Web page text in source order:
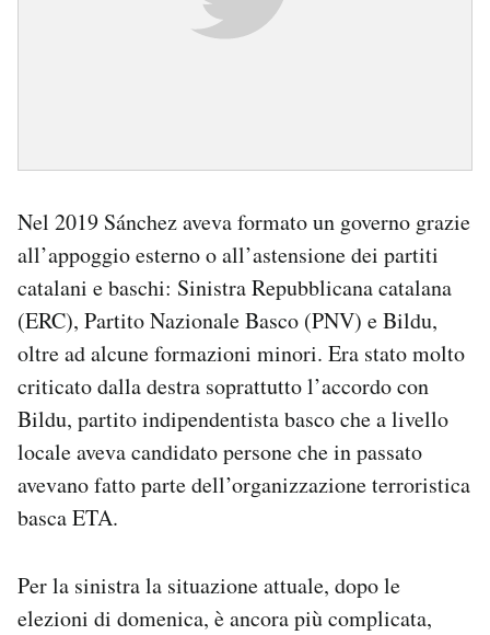
Nel 2019 Sánchez aveva formato un governo grazie
all’appoggio esterno o all’astensione dei partiti
catalani e baschi: Sinistra Repubblicana catalana
(ERC), Partito Nazionale Basco (PNV) e Bildu,
oltre ad alcune formazioni minori. Era stato molto
criticato dalla destra soprattutto l’accordo con
Bildu, partito indipendentista basco che a livello
locale aveva candidato persone che in passato
avevano fatto parte dell’organizzazione terroristica
basca ETA.
Per la sinistra la situazione attuale, dopo le
elezioni di domenica, è ancora più complicata,